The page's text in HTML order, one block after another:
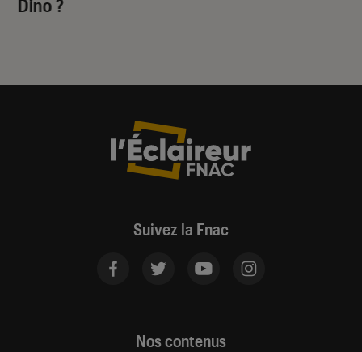
Dino?
Suivez la Fnac
Nos contenus